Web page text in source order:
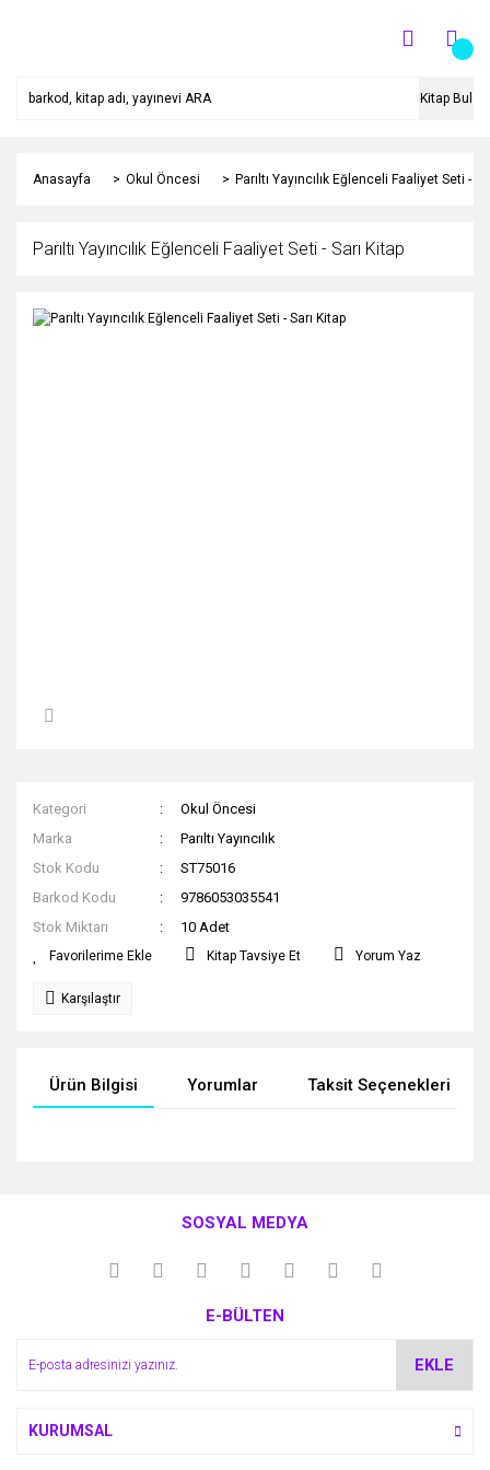
Kitap Bul
Anasayfa Okul Öncesi Parıltı Yayıncılık Eğlenceli Faaliyet Seti -
Parıltı Yayıncılık Eğlenceli Faaliyet Seti - Sarı Kitap
Kategori
Okul Öncesi
Marka
Parıltı Yayıncılık
Stok Kodu
ST75016
Barkod Kodu
9786053035541
Stok Miktarı
10 Adet
Kitap Tavsiye Et Yorum Yaz
Karşılaştır
Ürün Bilgisi Yorumlar Taksit Seçenekleri
kullanarak tarafımıza iletebilirsiniz.
Görüş ve önerileriniz için teşekkür ederiz.
Ürün açıklamasında eksik bilgiler bulunuyor.
SOSYAL MEDYA
E-BÜLTEN
EKLE
KURUMSAL